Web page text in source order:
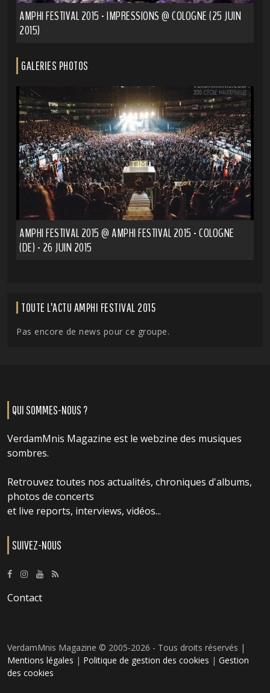
AMPHI FESTIVAL 2015 - IMPRESSIONS @ COLOGNE (25 JUIN
2015)
GALERIES PHOTOS
AMPHI FESTIVAL 2015 @ AMPHI FESTIVAL 2015 - COLOGNE
(DE) - 26 JUIN 2015
TOUTE L'ACTU AMPHI FESTIVAL 2015
Pas encore de news pour ce groupe.
QUI SOMMES-NOUS ?
VerdamMnis Magazine est le webzine des musiques
sombres.
Retrouvez toutes nos actualités, chroniques d'albums,
photos de concerts
et live reports, interviews, vidéos...
SUIVEZ-NOUS
Contact
VerdamMnis Magazine © 2005-2026 - Tous droits réservés |
Mentions légales | Politique de gestion des cookies | Gestion
des cookies